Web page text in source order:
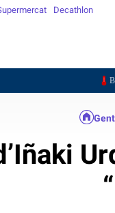
Decathlon
Gent